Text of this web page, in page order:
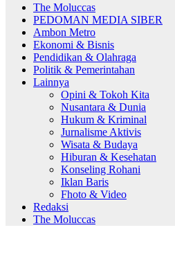
The Moluccas
PEDOMAN MEDIA SIBER
Ambon Metro
Ekonomi & Bisnis
Pendidikan & Olahraga
Politik & Pemerintahan
Lainnya
Opini & Tokoh Kita
Nusantara & Dunia
Hukum & Kriminal
Jurnalisme Aktivis
Wisata & Budaya
Hiburan & Kesehatan
Konseling Rohani
Iklan Baris
Fhoto & Video
Redaksi
The Moluccas